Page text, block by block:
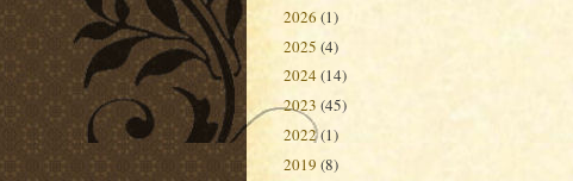
2026 (1)
2025 (4)
2024 (14)
►2023 (45)
2022(1)
2019 (8)